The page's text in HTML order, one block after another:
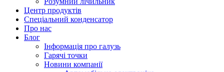
Центр продуктів
Спеціальний конденсатор
Про нас
Блог
Інформація про галузь
Гарячі точки
Новини компанії